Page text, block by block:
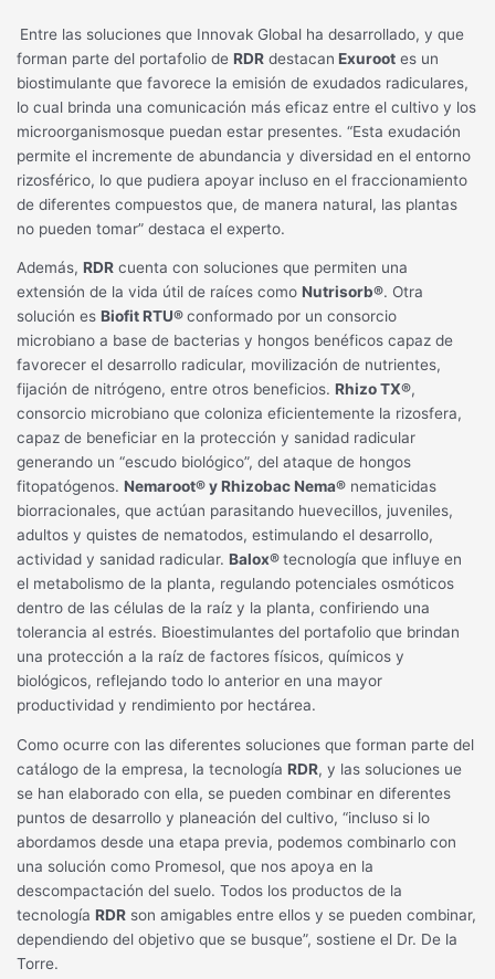
Entre las soluciones que Innovak Global ha desarrollado, y que
forman parte del portafolio deRDR destacan Exuroot es un
biostimulante que favorece la emisión de exudados radiculares,
lo cual brinda una comunicación más eficaz entre el cultivo y los
microorganismosque puedan estar presentes. “Esta exudación
permite el incremente de abundancia y diversidad en el entorno
rizosférico, lo que pudiera apoyar incluso en el fraccionamiento
de diferentes compuestos que, de manera natural, las plantas
no pueden tomar” destaca el experto.
Además,RDR cuenta con soluciones que permiten una
extensión de la vida útil de raíces comoNutrisorb®. Otra
solución esBiofit RTU®conformado por un consorcio
microbiano a base de bacterias y hongos benéficos capaz de
favorecer el desarrollo radicular, movilización de nutrientes,
fijación de nitrógeno, entre otros beneficios.Rhizo TX®,
consorcio microbiano que coloniza eficientemente la rizosfera,
capaz de beneficiar en la protección y sanidad radicular
generando un “escudo biológico”, del ataque de hongos
fitopatógenos.Nemaroot® y Rhizobac Nema® nematicidas
biorracionales, que actúan parasitando huevecillos, juveniles,
adultos y quistes de nematodos, estimulando el desarrollo,
actividad y sanidad radicular.Balox®tecnología que influye en
el metabolismo de la planta, regulando potenciales osmóticos
dentro de las células de la raíz y la planta, confiriendo una
tolerancia al estrés. Bioestimulantes del portafolio que brindan
una protección a la raíz de factores físicos, químicos y
biológicos, reflejando todo lo anterior en una mayor
productividad y rendimiento por hectárea.
Como ocurre con las diferentes soluciones que forman parte del
catálogo de la empresa, la tecnologíaRDR, y las soluciones ue
se han elaborado con ella, se pueden combinar en diferentes
puntos de desarrollo y planeación del cultivo, “incluso si lo
abordamos desde una etapa previa, podemos combinarlo con
una solución como Promesol, que nos apoya en la
descompactación del suelo. Todos los productos de la
tecnologíaRDR son amigables entre ellos y se pueden combinar,
dependiendo del objetivo que se busque”, sostiene el Dr. De la
Torre.